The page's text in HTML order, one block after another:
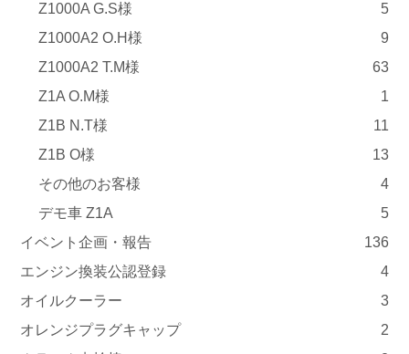
Z1000A G.S様
5
Z1000A2 O.H様
9
Z1000A2 T.M様
63
Z1A O.M様
1
Z1B N.T様
11
Z1B O様
13
その他のお客様
4
デモ車 Z1A
5
イベント企画・報告
136
エンジン換装公認登録
4
オイルクーラー
3
オレンジプラグキャップ
2